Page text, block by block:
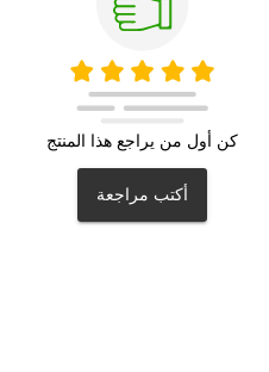
كن أول من يراجع هذا المنتج
أكتب مراجعة